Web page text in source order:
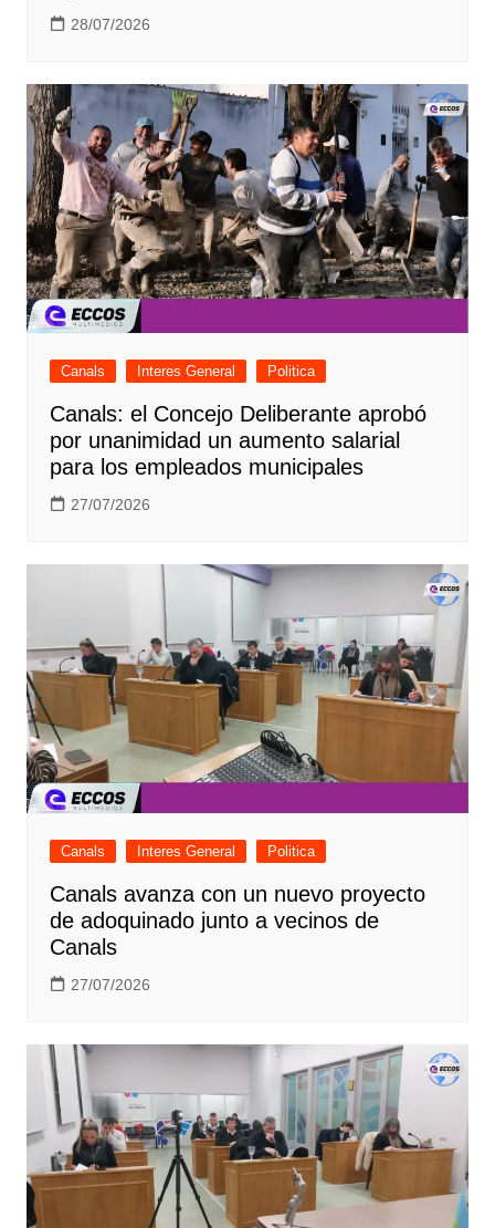
28/07/2026
Canals Interes General Politica
Canals: el Concejo Deliberante aprobó
por unanimidad un aumento salarial
para los empleados municipales
27/07/2026
Canals Interes General Politica
Canals avanza con un nuevo proyecto
de adoquinado junto a vecinos de
Canals
27/07/2026